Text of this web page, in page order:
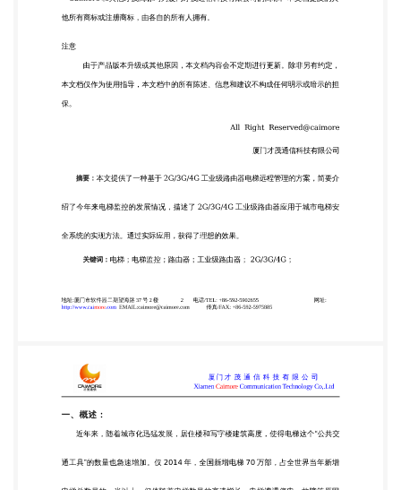
Xiamen Caimore Communication Technology Co,.Ltd
一、概述： 近年来，随着城市化迅猛发展，居住楼和
写字楼建筑高度，使得电梯这个“公共交 通工具”的数
量也急速增加。仅 2014 年，全国新增电梯 70 万部，
占全世界当年新增 电梯总数量的一半以上。但伴随着
电梯数量的高速增长，电梯遭遇停电、故障等原因 引
起的困人、伤人事故在多地频发，刺痛了公众的神
经，成为引发公众对电梯安全关 注的突出事件。调查
发现，电梯行业在制造、安装、使用、维修、监管等
环节均存在 问题，电梯已成为城市公共安全的新隐
患。2015 年，全国共发生电梯事故（导致人员 死亡
要乘坐电梯这个“公共交通工具”，因而电梯事故，尤
其是公共场 所的电梯事故，就显得更加扎眼。尤其是
深度跟踪报道了某国际知名品牌电梯在期间 发生的一
系列故障和事故，使得全社会对于电梯运行安全的关